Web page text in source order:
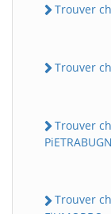
Trouver
Trouver
Trouver
Trouver